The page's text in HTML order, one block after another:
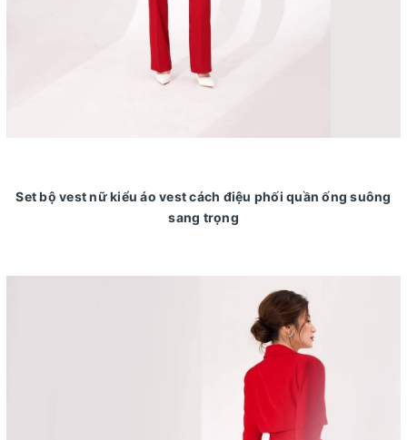
Set bộ vest nữ kiểu áo vest cách điệu phối quần ống suông
sang trọng